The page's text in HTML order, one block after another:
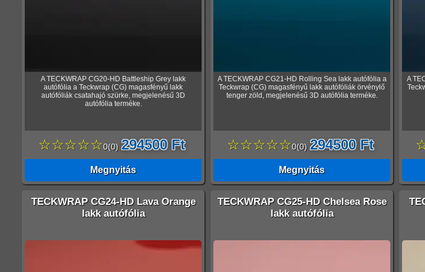
A TECKWRAP CG20-HD Battleship Grey lakk
autófólia a Teckwrap (CG) magasfényű lakk
autófóliák csatahajó szürke, megjelenésű 3D
autófólia terméke.
☆☆☆☆☆0(0) 294500 Ft
Megnyitás
A TECKWRAP CG21-HD Rolling Sea lakk autófólia a
Teckwrap (CG) magasfényű lakk autófóliák örvénylő
tenger zöld, megjelenésű 3D autófólia terméke.
☆☆☆☆☆0(0) 294500 Ft
Megnyitás
A
TECKWRAP CG24-HD Lava Orange
lakk autófólia
TECKWRAP CG25-HD Chelsea Rose
lakk autófólia